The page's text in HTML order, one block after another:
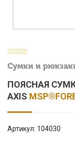
Сумки и
ПОЯСНАЯ СУМКА
AXIS
Артикул: 104030